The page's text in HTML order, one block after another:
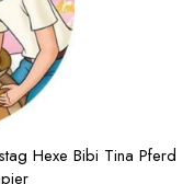
Hexe Bibi Tina Pferd